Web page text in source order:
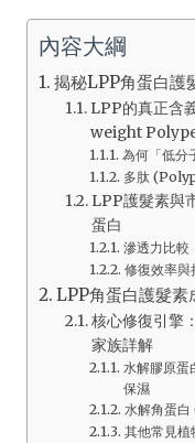
內容大綱
揭秘LPP角蛋白護
LPP的真正含
weight
為何「低分
多肽
LPP護髮素與
蛋白
滲透力比較
修復效率與
LPP角蛋白護髮素
核心修復引
家族詳解
水解膠原
保濕
水解角蛋
其他常見植